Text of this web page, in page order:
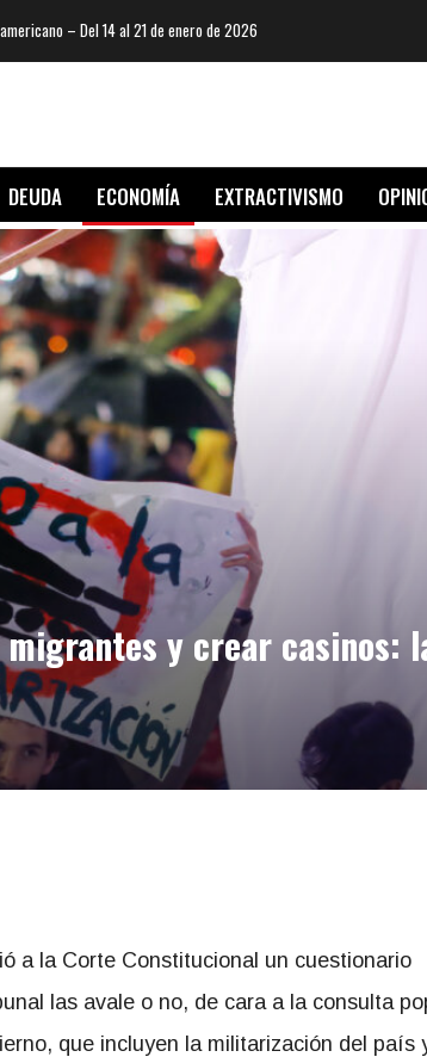
– Del 14 al 21 de enero de 2026
DEUDA ECONOMÍA EXTRACTIVISMO
y crear casinos:
a la Corte Constitucional un cuestionario
las avale o no, de cara a la consulta
que incluyen la militarización del país